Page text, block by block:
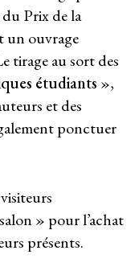
Prix de la
un ouvrage
tirage au sort des
étudiants »,
et des
ponctuer
» pour l’achat
présents.